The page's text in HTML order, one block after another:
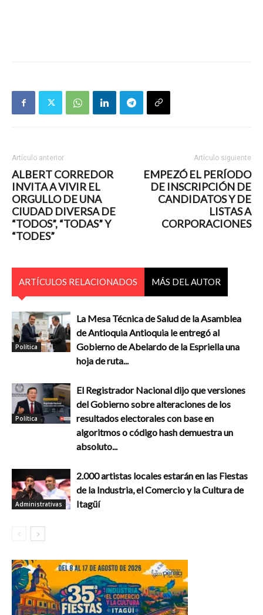
Artículo anterior
ALBERT CORREDOR
INVITA A VIVIR EL
ORGULLO DE UNA
CIUDAD DIVERSA DE
“TODOS”, “TODAS” Y
“TODES”
Artículo siguiente
EMPEZÓ EL PERÍODO
DE INSCRIPCIÓN DE
CANDIDATOS Y DE
LISTAS A
CORPORACIONES
ARTÍCULOS RELACIONADOS MÁS DEL AUTOR
Política
La Mesa Técnica de Salud de la Asamblea
de Antioquia Antioquia le entregó al
Gobierno de Abelardo de la Espriella una
hoja de ruta...
Política
El Registrador Nacional dijo que versiones
del Gobierno sobre alteraciones de los
resultados electorales con base en
algoritmos o código hash demuestra un
absoluto...
Administrativas
2.000 artistas locales estarán en las Fiestas
de la Industria, el Comercio y la Cultura de
Itagüí